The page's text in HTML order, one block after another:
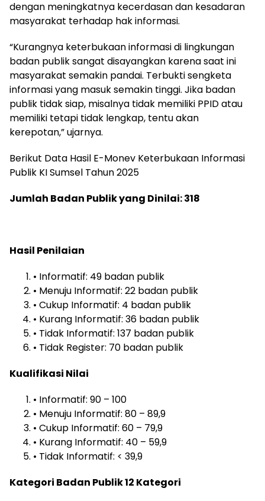
dengan meningkatnya kecerdasan dan kesadaran
masyarakat terhadap hak informasi.
“Kurangnya keterbukaan informasi di lingkungan
badan publik sangat disayangkan karena saat ini
masyarakat semakin pandai. Terbukti sengketa
informasi yang masuk semakin tinggi. Jika badan
publik tidak siap, misalnya tidak memiliki PPID atau
memiliki tetapi tidak lengkap, tentu akan
kerepotan,” ujarnya.
Berikut Data Hasil E-Monev Keterbukaan Informasi
Publik KI Sumsel Tahun 2025
Jumlah Badan Publik yang Dinilai: 318
Hasil Penilaian
• Informatif: 49 badan publik
• Menuju Informatif: 22 badan publik
• Cukup Informatif: 4 badan publik
• Kurang Informatif: 36 badan publik
• Tidak Informatif: 137 badan publik
• Tidak Register: 70 badan publik
Kualifikasi Nilai
• Informatif: 90 – 100
• Menuju Informatif: 80 – 89,9
• Cukup Informatif: 60 – 79,9
• Kurang Informatif: 40 – 59,9
• Tidak Informatif: < 39,9
Kategori Badan Publik 12 Kategori